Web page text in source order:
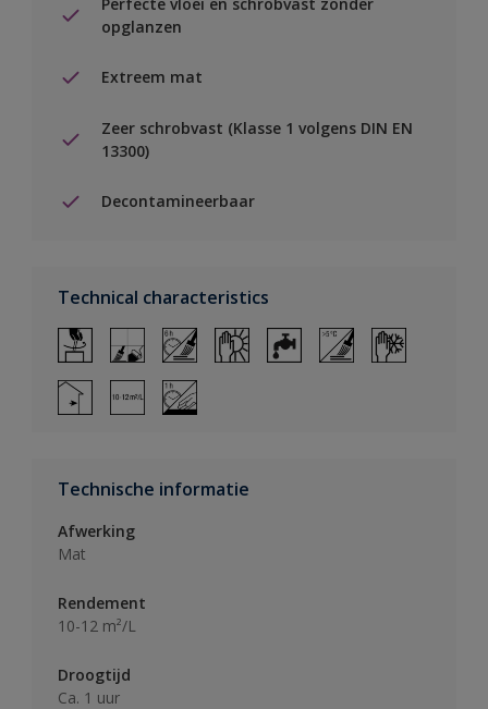
opglanzen
Extreem mat
Zeer schrobvast (Klasse 1 volgens DIN EN
13300)
Decontamineerbaar
Technical characteristics
Technische informatie
Afwerking
Mat
Rendement
10-12 m²/L
Droogtijd
Ca. 1 uur